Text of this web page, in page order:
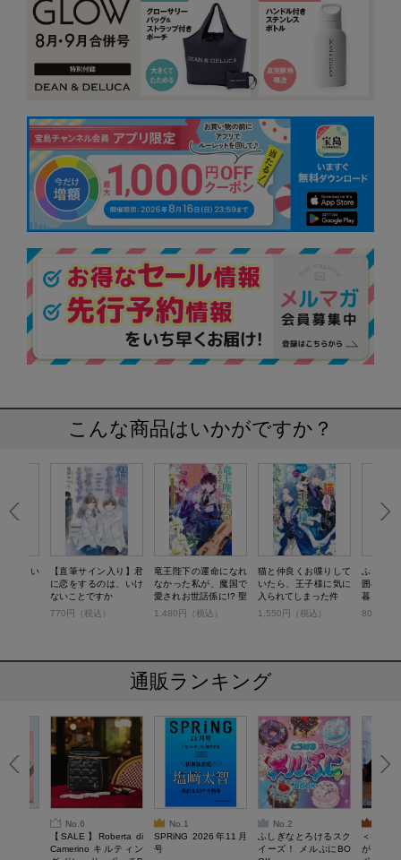
こんな商品はいかがですか？
のは、い
【直筆サイン入り】君
に恋をするのは、いけ
ないことですか
770円（税込）
竜王陛下の運命になれ
なかった私が、魔国で
愛されお世話係に!? 聖
花を癒やす弦歌の乙女
1,480円（税込）
猫と仲良くお喋りして
いたら、王子様に気に
入られてしまった件
1,550円（税込）
ふたり
囲む 海
暮らし
800円（
通販ランキング
No.6
【SALE】Roberta di
Camerino キルティン
No.1
SPRiNG 2026年11月
号
No.2
ふしぎなとろけるスク
イーズ！ メルぷにBO
＜SALE
がある